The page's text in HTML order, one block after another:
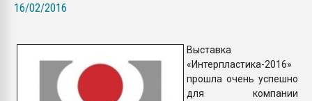
бутылок
ПЕРЕЙТИ НА
16/02/2016
Выставка
«Интерпластика-2016»
прошла очень успешно
для компании